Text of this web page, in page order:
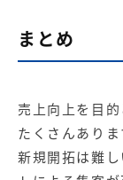
まとめ
売上向上を目
たくさんあり
新規開拓は難